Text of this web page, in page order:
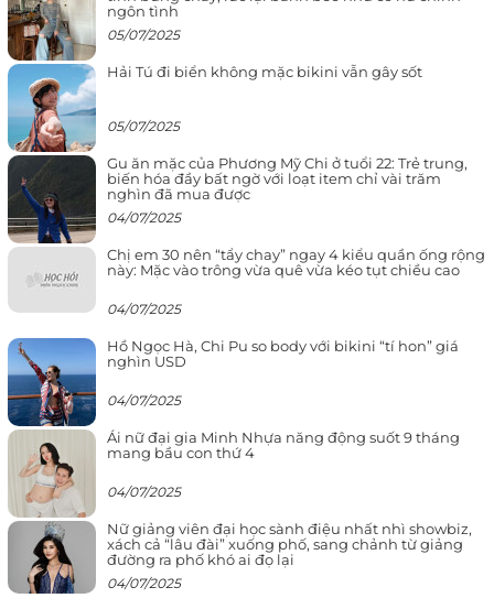
ngôn tình
05/07/2025
Hải Tú đi biển không mặc bikini vẫn gây sốt
05/07/2025
Gu ăn mặc của Phương Mỹ Chi ở tuổi 22: Trẻ trung,
biến hóa đầy bất ngờ với loạt item chỉ vài trăm
nghìn đã mua được
04/07/2025
Chị em 30 nên “tẩy chay” ngay 4 kiểu quần ống rộng
này: Mặc vào trông vừa quê vừa kéo tụt chiều cao
04/07/2025
Hồ Ngọc Hà, Chi Pu so body với bikini “tí hon” giá
nghìn USD
04/07/2025
Ái nữ đại gia Minh Nhựa năng động suốt 9 tháng
mang bầu con thứ 4
04/07/2025
Nữ giảng viên đại học sành điệu nhất nhì showbiz,
xách cả “lâu đài” xuống phố, sang chảnh từ giảng
đường ra phố khó ai đọ lại
04/07/2025